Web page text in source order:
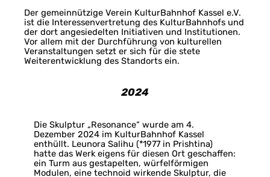
Der gemeinnützige Verein KulturBahnhof Kassel e.V.
ist die Interessenvertretung des KulturBahnhofs und
der dort angesiedelten Initiativen und Institutionen.
Vor allem mit der Durchführung von kulturellen
Veranstaltungen setzt er sich für die stete
Weiterentwicklung des Standorts ein.
2024
Die Skulptur „Resonance“ wurde am 4.
Dezember 2024 im KulturBahnhof Kassel
enthüllt. Leunora Salihu (*1977 in Prishtina)
hatte das Werk eigens für diesen Ort geschaffen:
ein Turm aus gestapelten, würfelförmigen
Modulen, eine technoid wirkende Skulptur, die